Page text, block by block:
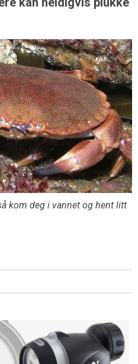
kom deg i vannet og hent litt